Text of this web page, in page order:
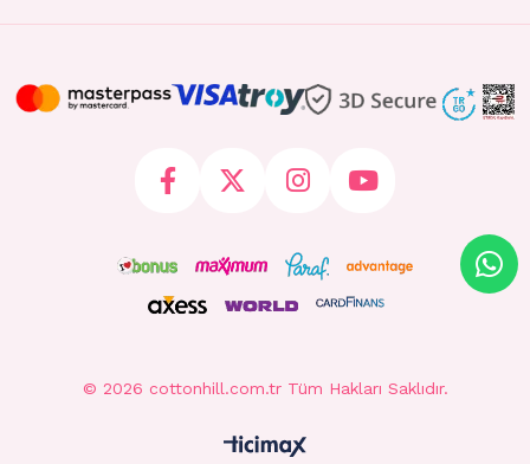
© 2026 cottonhill.com.tr Tüm Hakları Saklıdır.